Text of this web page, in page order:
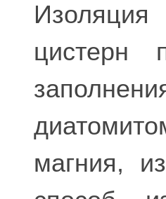
Изоляция
цистерн
магния,